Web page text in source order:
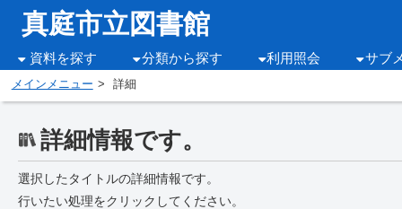
真庭市立図書館
資料を探す 分類から探す 利用照会 サブ
メインメニュー 詳細
詳細情報です。
選択したタイトルの詳細情報です。
行いたい処理をクリックしてください。